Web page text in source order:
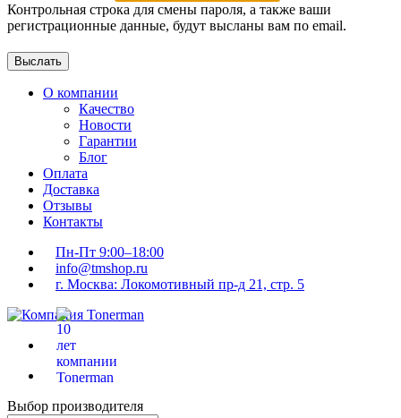
Контрольная строка для смены пароля, а также ваши
регистрационные данные, будут высланы вам по email.
О компании
Качество
Новости
Гарантии
Блог
Оплата
Доставка
Отзывы
Контакты
Пн-Пт 9:00–18:00
info@tmshop.ru
г. Москва: Локомотивный пр-д 21, стр. 5
Выбор производителя